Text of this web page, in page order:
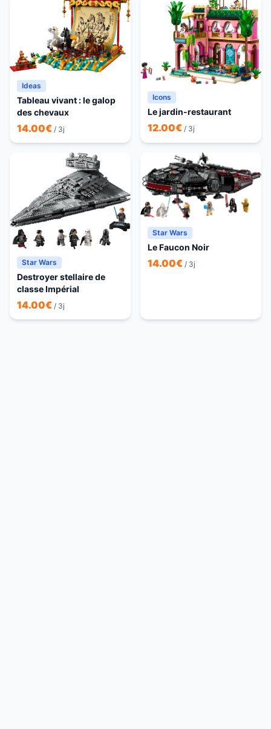
Ideas
Tableau vivant : le galop
des chevaux
14.00€ / 3j
Icons
Le jardin-restaurant
12.00€ / 3j
Star Wars
Destroyer stellaire de
classe Impérial
14.00€ / 3j
Star Wars
Le Faucon Noir
14.00€ / 3j